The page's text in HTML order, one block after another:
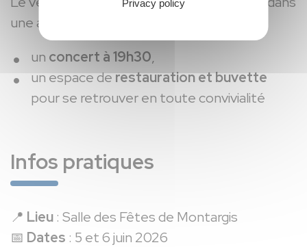
une ambiance festive avec :
un concert à 19h30,
un espace derestauration et buvette
pour se retrouver en toute convivialité
Infos pratiques
📍 Lieu : Salle des Fêtes de Montargis
📅 Dates : 5 et 6 juin 2026
Privacy policy